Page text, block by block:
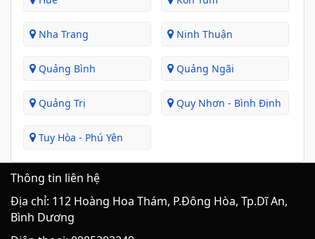
Nha Trang Ninh Thuận
Quảng Bình Quảng Ngãi
Quảng Trị Quy Nhơn - Bình Định
Tuy Hòa - Phú Yên
Thông tin liên hệ
Địa chỉ: 112 Hoàng Hoa Thám, P.Đông Hòa, Tp.Dĩ An,
Bình Dương